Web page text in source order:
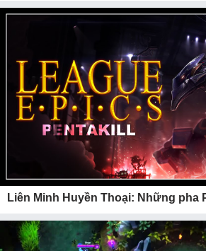
Liên Minh Huyền Thoại: Những pha